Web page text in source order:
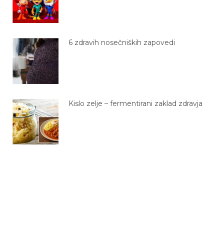
6 zdravih nosečniških zapovedi
Kislo zelje – fermentirani zaklad zdravja